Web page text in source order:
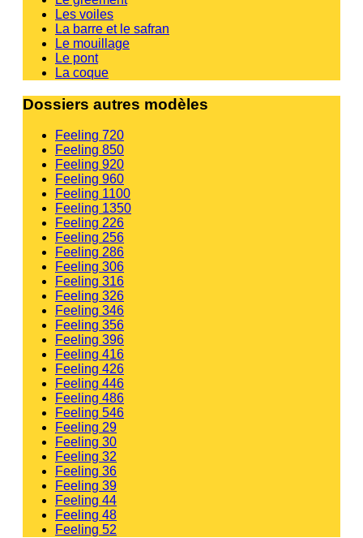
Les voiles
La barre et le safran
Le mouillage
Le pont
La coque
Dossiers autres modèles
Feeling 720
Feeling 850
Feeling 920
Feeling 960
Feeling 1100
Feeling 1350
Feeling 226
Feeling 256
Feeling 286
Feeling 306
Feeling 316
Feeling 326
Feeling 346
Feeling 356
Feeling 396
Feeling 416
Feeling 426
Feeling 446
Feeling 486
Feeling 546
Feeling 29
Feeling 30
Feeling 32
Feeling 36
Feeling 39
Feeling 44
Feeling 48
Feeling 52